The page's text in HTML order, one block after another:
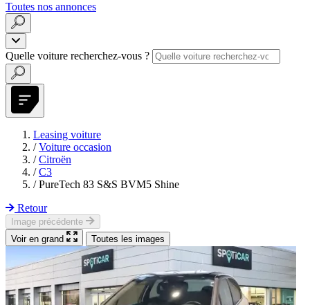
Toutes nos annonces
Quelle voiture recherchez-vous ?
Leasing voiture
/ Voiture occasion
/ Citroën
/ C3
/ PureTech 83 S&S BVM5 Shine
Retour
Image précédente
Voir en grand
Toutes les images